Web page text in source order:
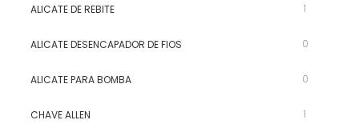
ALICATE DE REBITE 1
ALICATE DESENCAPADOR DE FIOS 0
ALICATE PARA BOMBA 0
CHAVE ALLEN 1